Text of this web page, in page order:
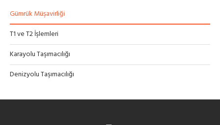
Gümrük Müşavirliği
T1 ve T2 İşlemleri
Karayolu Taşımacılığı
Denizyolu Taşımacılığı